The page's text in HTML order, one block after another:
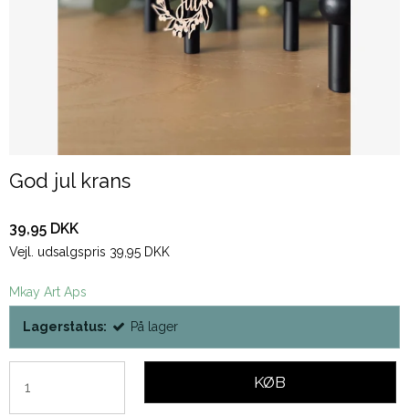
God jul krans
39,95 DKK
Vejl. udsalgspris 39,95 DKK
Mkay Art Aps
Lagerstatus: På lager
KØB